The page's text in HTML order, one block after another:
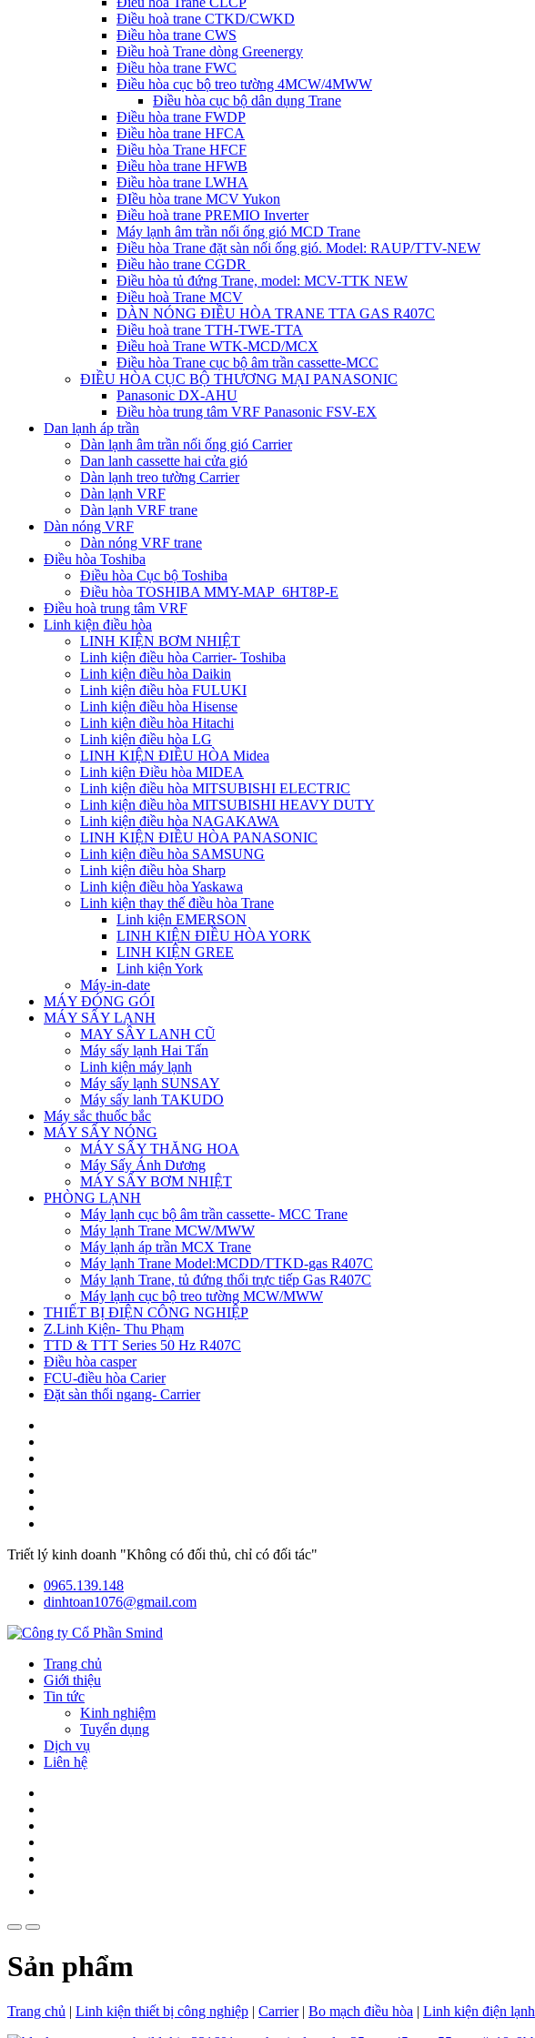
Điều hoà trane CTKD/CWKD
Điều hòa trane CWS
Điều hoà Trane dòng Greenergy
Điều hòa trane FWC
Điều hòa cục bộ treo tường 4MCW/4MWW
Điều hòa cục bộ dân dụng Trane
Điều hòa trane FWDP
Điều hòa trane HFCA
Điều hòa Trane HFCF
Điều hòa trane HFWB
Điều hòa trane LWHA
ĐIều hòa trane MCV Yukon
Điều hoà trane PREMIO Inverter
Máy lạnh âm trần nối ống gió MCD Trane
Điều hòa Trane đặt sàn nối ống gió. Model: RAUP/TTV-NEW
Điều hào trane CGDR
Điều hòa tủ đứng Trane, model: MCV-TTK NEW
Điều hoà Trane MCV
DÀN NÓNG ĐIỀU HÒA TRANE TTA GAS R407C
Điều hoà trane TTH-TWE-TTA
Điều hoà Trane WTK-MCD/MCX
Điều hòa Trane cục bộ âm trần cassette-MCC
ĐIỀU HÒA CỤC BỘ THƯƠNG MẠI PANASONIC
Panasonic DX-AHU
Điều hòa trung tâm VRF Panasonic FSV-EX
Dan lạnh áp trần
Dàn lạnh âm trần nối ống gió Carrier
Dan lanh cassette hai cửa gió
Dàn lạnh treo tường Carrier
Dàn lạnh VRF
Dàn lạnh VRF trane
Dàn nóng VRF
Dàn nóng VRF trane
Điều hòa Toshiba
Điều hòa Cục bộ Toshiba
Điều hòa TOSHIBA MMY-MAP_6HT8P-E
Điều hoà trung tâm VRF
Linh kiện điều hòa
LINH KIỆN BƠM NHIỆT
Linh kiện điều hòa Carrier- Toshiba
Linh kiện điều hòa Daikin
Linh kiện điều hòa FULUKI
Linh kiện điều hòa Hisense
Linh kiện điều hòa Hitachi
Linh kiện điều hòa LG
LINH KIỆN ĐIỀU HÒA Midea
Linh kiện Điều hòa MIDEA
Linh kiện điều hòa MITSUBISHI ELECTRIC
Linh kiện điều hòa MITSUBISHI HEAVY DUTY
Linh kiện điều hòa NAGAKAWA
LINH KIỆN ĐIỀU HÒA PANASONIC
Linh kiện điều hòa SAMSUNG
Linh kiện điều hòa Sharp
Linh kiện điều hòa Yaskawa
Linh kiện thay thế điều hòa Trane
Linh kiện EMERSON
LINH KIỆN ĐIỀU HÒA YORK
LINH KIỆN GREE
Linh kiện York
Máy-in-date
MÁY ĐÓNG GÓI
MÁY SẤY LẠNH
MAY SÂY LANH CŨ
Máy sấy lạnh Hai Tấn
Linh kiện máy lạnh
Máy sấy lạnh SUNSAY
Máy sấy lanh TAKUDO
Máy sắc thuốc bắc
MÁY SẤY NÓNG
MÁY SẤY THĂNG HOA
Máy Sấy Ánh Dương
MÁY SẤY BƠM NHIỆT
PHÒNG LẠNH
Máy lạnh cục bộ âm trần cassette- MCC Trane
Máy lạnh Trane MCW/MWW
Máy lạnh áp trần MCX Trane
Máy lạnh Trane Model:MCDD/TTKD-gas R407C
Máy lạnh Trane, tủ đứng thổi trực tiếp Gas R407C
Máy lạnh cục bộ treo tường MCW/MWW
THIẾT BỊ ĐIỆN CÔNG NGHIỆP
Z.Linh Kiện- Thu Phạm
TTD & TTT Series 50 Hz R407C
Điều hòa casper
FCU-điều hòa Carier
Đặt sàn thổi ngang- Carrier
Triết lý kinh doanh "Không có đối thủ, chỉ có đối tác"
0965.139.148
dinhtoan1076@gmail.com
Trang chủ
Giới thiệu
Tin tức
Kinh nghiệm
Tuyển dụng
Dịch vụ
Liên hệ
Sản phẩm
Trang chủ | Linh kiện thiết bị công nghiệp | Carrier| Bo mạch điều hòa | Linh kiện điện lạnh